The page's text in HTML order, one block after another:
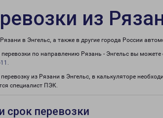
из
в Энгельс, а также в другие города России
по направлению Рязань - Энгельс вы
.
из Рязани в Энгельс, в калькуляторе
специалист ПЭК.
срок перевозки